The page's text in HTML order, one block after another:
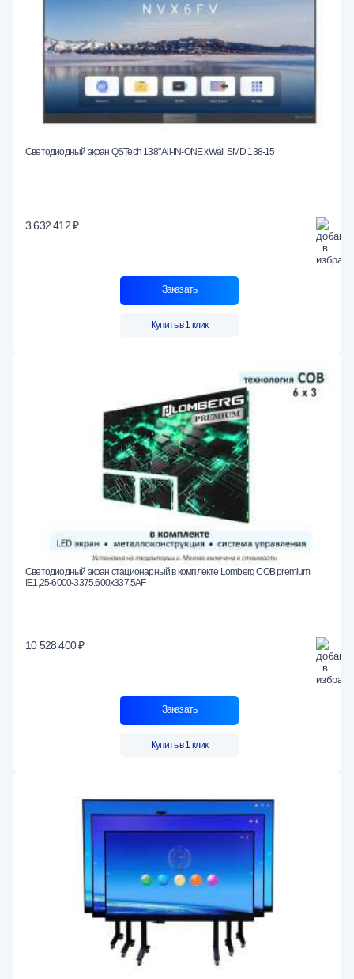
Светодиодный экран QSTech 138" All-IN-ONE xWall SMD 138-15
3 632 412 ₽
Заказать
Купить в 1 клик
Светодиодный экран стационарный в комплекте Lomberg COB premium
IE1,25-6000-3375.600x337,5AF
10 528 400 ₽
Заказать
Купить в 1 клик